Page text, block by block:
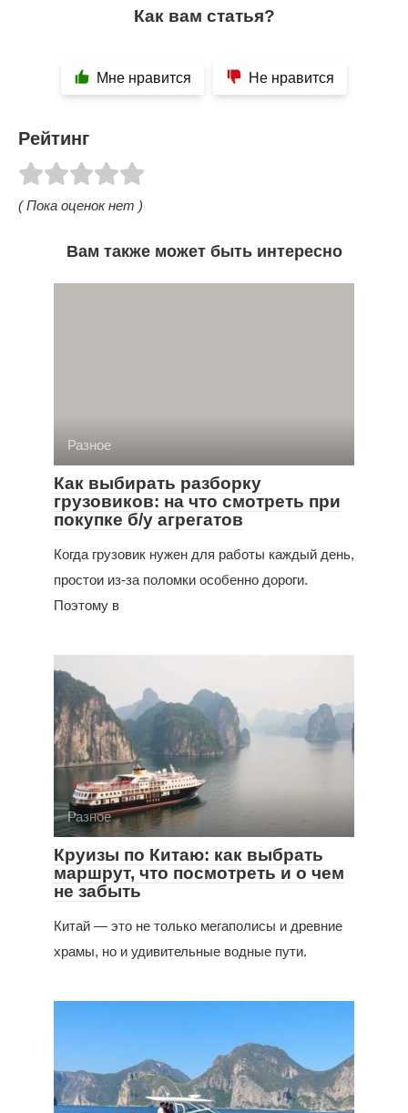
Как вам статья?
Мне нравится Не нравится
Рейтинг
( Пока оценок нет )
Вам также может быть интересно
Разное
Как выбирать разборку
грузовиков: на что смотреть при
покупке б/у агрегатов
Когда грузовик нужен для работы каждый день,
простои из-за поломки особенно дороги.
Поэтому в
Разное
Круизы по Китаю: как выбрать
маршрут, что посмотреть и о чем
не забыть
Китай — это не только мегаполисы и древние
храмы, но и удивительные водные пути.